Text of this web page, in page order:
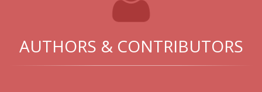
AUTHORS & CONTRIBUTORS